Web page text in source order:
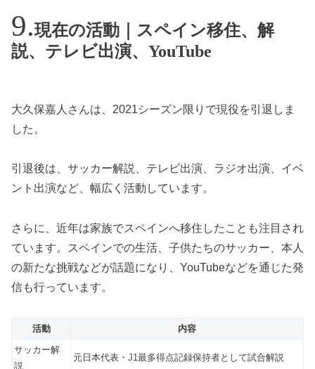
現在の活動｜スペイン移住、解
説、テレビ出演、YouTube
大久保嘉人さんは、2021シーズン限りで現役を引退しま
した。
引退後は、サッカー解説、テレビ出演、ラジオ出演、イベ
ント出演など、幅広く活動しています。
さらに、近年は家族でスペインへ移住したことも注目され
ています。スペインでの生活、子供たちのサッカー、本人
の新たな挑戦などが話題になり、YouTubeなどを通じた発
信も行っています。
活動
内容
サッカー解
説
元日本代表・J1最多得点記録保持者として試合解説